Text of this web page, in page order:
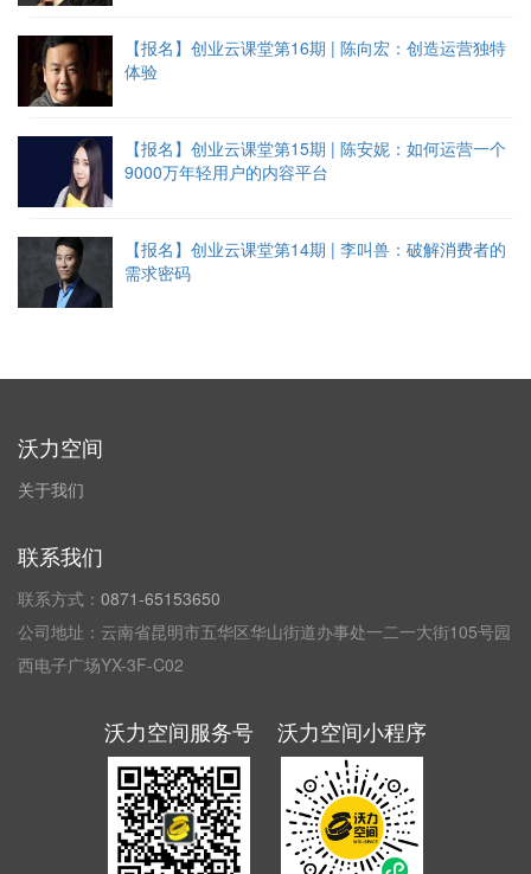
【报名】创业云课堂第16期 | 陈向宏：创造运营独特
体验
【报名】创业云课堂第15期 | 陈安妮：如何运营一个
9000万年轻用户的内容平台
【报名】创业云课堂第14期 | 李叫兽：破解消费者的
需求密码
沃力空间
关于我们
联系我们
联系方式： 0871-65153650
公司地址：云南省昆明市五华区华山街道办事处一二一大街105号园
西电子广场YX-3F-C02
沃力空间服务号 沃力空间小程序